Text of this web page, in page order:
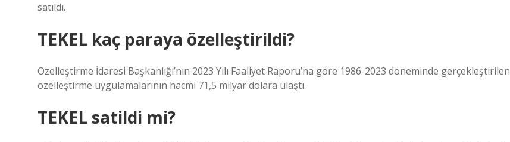
satıldı.
TEKEL kaç paraya özelleştirildi?
Özelleştirme İdaresi Başkanlığı’nın 2023 Yılı Faaliyet Raporu’na göre 1986-2023 döneminde gerçekleştirilen
özelleştirme uygulamalarının hacmi 71,5 milyar dolara ulaştı.
TEKEL satildi mi?